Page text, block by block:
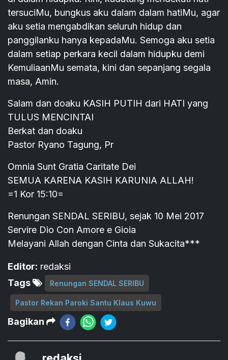
tersuciMu, bungkus aku dalam dalam hatiMu, agar
aku setia mengabdikan seluruh hidup dan
panggilanku hanya kepadaMu. Semoga aku setia
dalam setiap perkara kecil dalam hidupku demi
KemuliaanMu semata, kini dan sepanjang segala
masa, Amin.
Salam dan doaku KASIH PUTIH dari HATI yang
TULUS MENCINTAI
Berkat dan doaku
Pastor Ryano Tagung, Pr
Omnia Sunt Gratia Caritate Dei
SEMUA KARENA KASIH KARUNIA ALLAH!
=1 Kor 15:10=
Renungan SENDAL SERIBU, sejak 10 Mei 2017
Servire Dio Con Amore e Gioia
Melayani Allah dengan Cinta dan Sukacita***
Editor: redaksi
Tags
Renungan SENDAL SERIBU
Pastor Rekan Paroki Santu Klaus Kuwu
Bagikan